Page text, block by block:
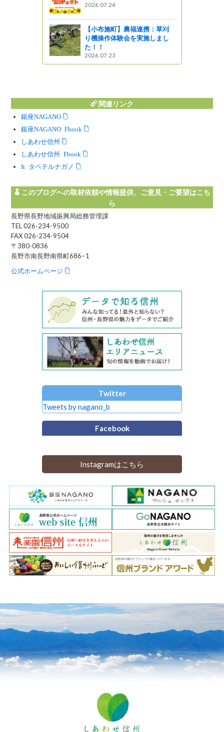
2026.07.24
【小布施町】農福連携：草刈
り機操作体験会を実施しまし
た！！
2026.07.23
関連リンク
銀座NAGANO
銀座NAGANO Facebook
しあわせ信州
しあわせ信州 Facebook
Instagram タベテルナガノ
このブログへの取材依頼や情報提供、ご意見・ご要望はこち
ら
長野県長野地域振興局総務管理課
TEL 026-234-9500
FAX 026-234-9504
〒380-0836
長野市南長野南県町686−1
公式ホームページ
Twitter
Tweets by nagano_b
Facebook
Instagramはこちら